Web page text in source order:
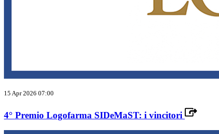
15 Apr 2026 07:00
4° Premio Logofarma SIDeMaST: i vincitori